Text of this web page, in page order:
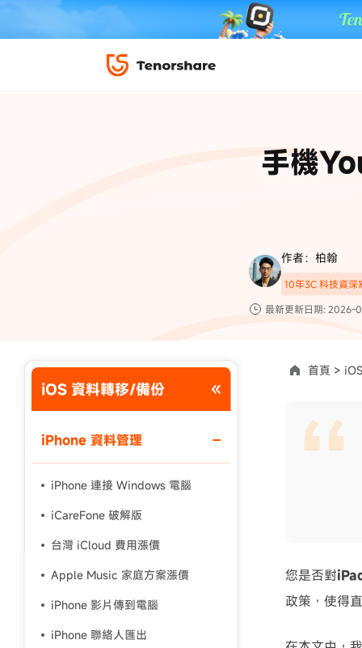
4DDiG
4DDiG
·iPhone 照片備份
為您提供最豐富的教學影片
限時 5 折優惠，立即
複製折扣碼
前往搶購
使用說明：以上折扣碼僅用於 iAnyGo 終身方案,加購後即
手機
作者：柏翰
10年3C 科技資深
最新更新日期: 2026-
iOS 資料轉移/備份
iPhone 資料管理
iPhone 連接 Windows 電腦
iCareFone 破解版
台灣 iCloud 費用漲價
Apple Music 家庭方案漲價
iPhone 影片傳到電腦
iPhone 聯絡人匯出
首頁 >
您是否對
政策，使得